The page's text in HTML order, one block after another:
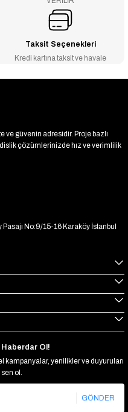
Taksit Seçenekleri
Kredi kartına taksit ve havale
ve güvenin adresidir. Proje bazlı
çözümlerinizde hız ve verimlilik
No:9/15-16 Karaköy İstanbul
Ol!
kampanyalar, yenilikler ve duyuruları
ol.
GÖNDER